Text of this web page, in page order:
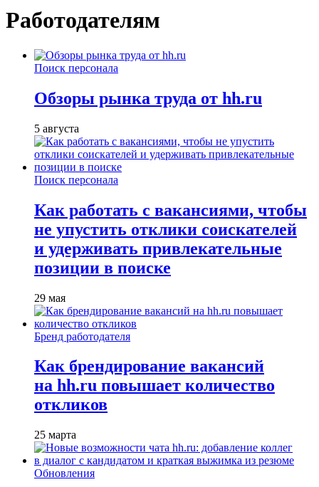
Работодателям
Поиск персонала
Обзоры рынка труда от hh.ru
5 августа
Поиск персонала
Как работать с вакансиями, чтобы
не упустить отклики соискателей
и удерживать привлекательные
позиции в поиске
29 мая
Бренд работодателя
Как брендирование вакансий
на hh.ru повышает количество
откликов
25 марта
Обновления